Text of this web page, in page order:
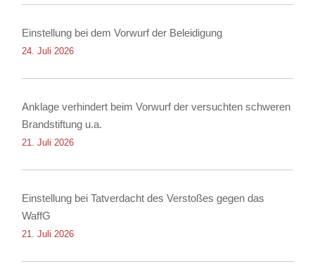
Einstellung bei dem Vorwurf der Beleidigung
24. Juli 2026
Anklage verhindert beim Vorwurf der versuchten schweren
Brandstiftung u.a.
21. Juli 2026
Einstellung bei Tatverdacht des Verstoßes gegen das
WaffG
21. Juli 2026